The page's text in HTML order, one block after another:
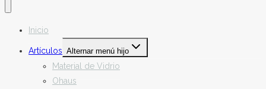
Inicio
Artículos Alternar menú hijo
Material de Vidrio
Ohaus